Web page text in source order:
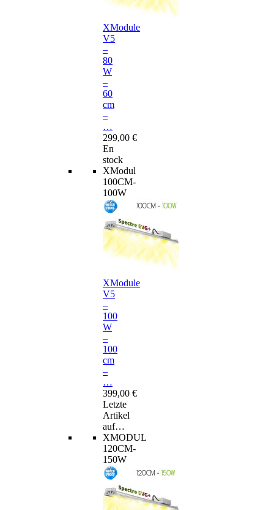
XModule
V5
–
80
W
–
60
cm
–
…
299,00 €
En
stock
XModul
100CM-
100W
XModule
V5
–
100
W
–
100
cm
–
…
399,00 €
Letzte
Artikel
auf…
XMODUL
120CM-
150W